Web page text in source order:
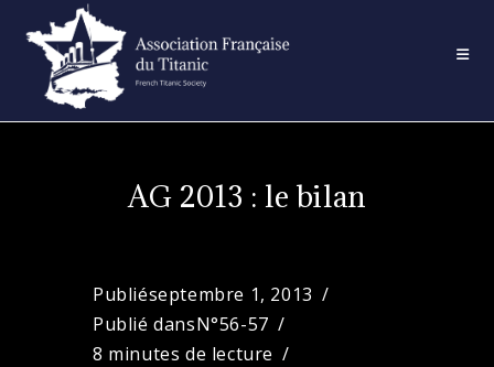
content
AG 2013 : le bilan
Publiéseptembre 1, 2013
Publié dansN°56-57
8 minutes de lecture